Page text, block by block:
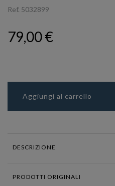
Ref. 5032899
79,00 €
Aggiungi al carrello
DESCRIZIONE
PRODOTTI ORIGINALI